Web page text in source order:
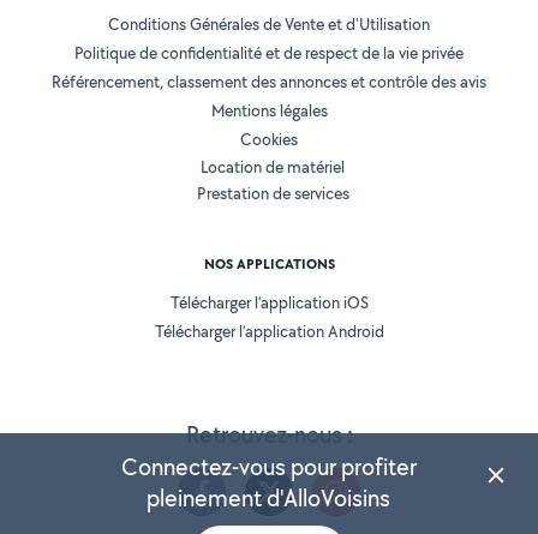
Retrouvez-nous :
Conditions Générales de Vente et d'Utilisation
Politique de confidentialité et de respect de la vie privée
Référencement, classement des annonces et contrôle des avis
Mentions légales
Cookies
Location de matériel
Prestation de services
NOS APPLICATIONS
Télécharger l’application iOS
Télécharger l’application Android
Connectez-vous pour profiter
pleinement d'AlloVoisins